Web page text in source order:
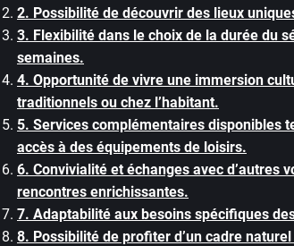
2. Possibilité de découvrir des lieux
3. Flexibilité dans le choix de la durée du
semaines.
4. Opportunité de vivre une immersion
traditionnels ou chez l’habitant.
5. Services complémentaires disponibles
accès à des équipements de loisirs.
6. Convivialité et échanges avec d’autres
rencontres enrichissantes.
7. Adaptabilité aux besoins spécifiques
8. Possibilité de profiter d’un cadre